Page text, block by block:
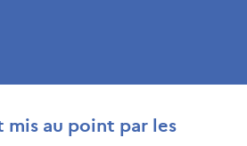
mis au point par les